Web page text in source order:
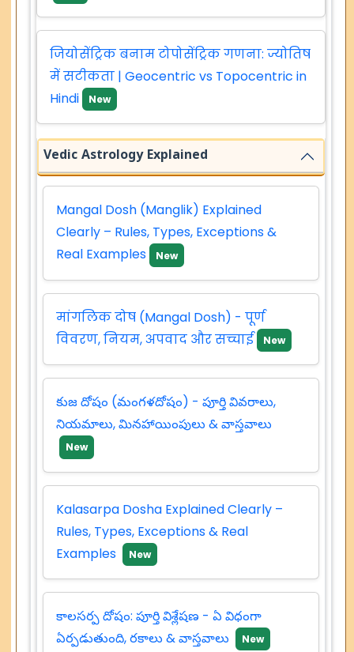
जियोसेंट्रिक बनाम टोपोसेंट्रिक गणना: ज्योतिष
में सटीकता | Geocentric vs Topocentric in
Hindi
New
Vedic Astrology Explained
Mangal Dosh (Manglik) Explained
Clearly – Rules, Types, Exceptions &
Real Examples
New
मांगलिक दोष (Mangal Dosh) - पूर्ण
विवरण, नियम, अपवाद और सच्चाई
New
కుజ దోషం (మంగళదోషం) - పూర్తి వివరాలు,
నియమాలు, మినహాయింపులు & వాస్తవాలు
New
Kalasarpa Dosha Explained Clearly –
Rules, Types, Exceptions & Real
Examples
New
కాలసర్ప దోషం: పూర్తి విశ్లేషణ - ఏ విధంగా
ఏర్పడుతుంది, రకాలు & వాస్తవాలు
New